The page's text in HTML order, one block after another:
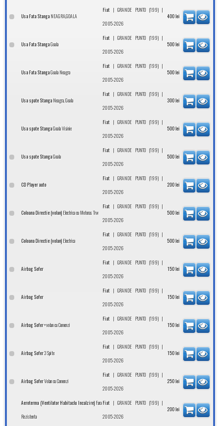
Usa Fata Stanga NEAGRA,GOALA
Fiat |GRANDE PUNTO (199) |
2005-2026
400 lei
Usa Fata StangaGoala
Fiat |GRANDE PUNTO (199) |
2005-2026
500 lei
Usa Fata StangaGoala Neagra
Fiat |GRANDE PUNTO (199) |
2005-2026
500 lei
Usa spate Stanga Neagra, Goala
Fiat |GRANDE PUNTO (199) |
2005-2026
300 lei
Usa spate StangaGoala Visinie
Fiat |GRANDE PUNTO (199) |
2005-2026
500 lei
Usa spate StangaGoala
Fiat |GRANDE PUNTO (199) |
2005-2026
500 lei
CD Player auto
Fiat |GRANDE PUNTO (199) |
2005-2026
200 lei
Coloana Directie (volan) Electrica cu Motoras Trw
Fiat |GRANDE PUNTO (199) |
2005-2026
500 lei
Coloana Directie (volan) Electrica
Fiat |GRANDE PUNTO (199) |
2005-2026
500 lei
Airbag Sofer
Fiat |GRANDE PUNTO (199) |
2005-2026
150 lei
Airbag Sofer
Fiat |GRANDE PUNTO (199) |
2005-2026
150 lei
Airbag Sofer+volan cu Comenzi
Fiat |GRANDE PUNTO (199) |
2005-2026
150 lei
Airbag Sofer3 Spite
Fiat |GRANDE PUNTO (199) |
2005-2026
150 lei
Airbag SoferVolan cu Comenzi
Fiat |GRANDE PUNTO (199) |
2005-2026
250 lei
Aeroterma (Ventilator Habitaclu Incalzire)Fara
Rezistenta
Fiat |GRANDE PUNTO (199) |
2005-2026
200 lei